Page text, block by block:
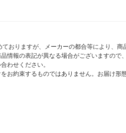
おりますが、メーカーの都合等により、
情報の表記が異なる場合がございますの
わせください。
お約束するものではありません。お届け